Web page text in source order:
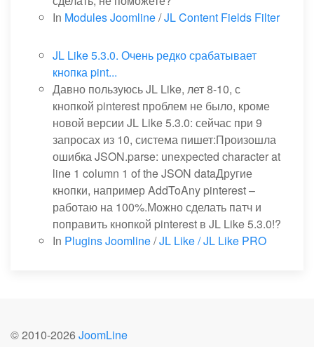
In Modules Joomline/JL Content Fields Filter
JL Like 5.3.0. Очень редко срабатывает
кнопка pint...
Давно пользуюсь JL Like, лет 8-10, с
кнопкой pinterest проблем не было, кроме
новой версии JL Like 5.3.0: сейчас при 9
запросах из 10, система пишет:Произошла
ошибка JSON.parse: unexpected character at
line 1 column 1 of the JSON dataДругие
кнопки, например AddToAny pinterest –
работаю на 100%.Можно сделать патч и
поправить кнопкой pinterest в JL Like 5.3.0!?
In Plugins Joomline/JL Like / JL Like PRO
© 2010-2026 JoomLine